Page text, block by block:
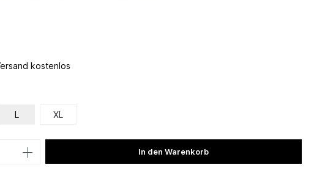
kostenlos
L XL
In den Warenkorb